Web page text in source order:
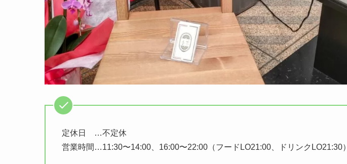
定休日 …不定休
営業時間…11:30〜14:00、16:00〜22:00（フードLO21:00、ドリンクLO21:30）